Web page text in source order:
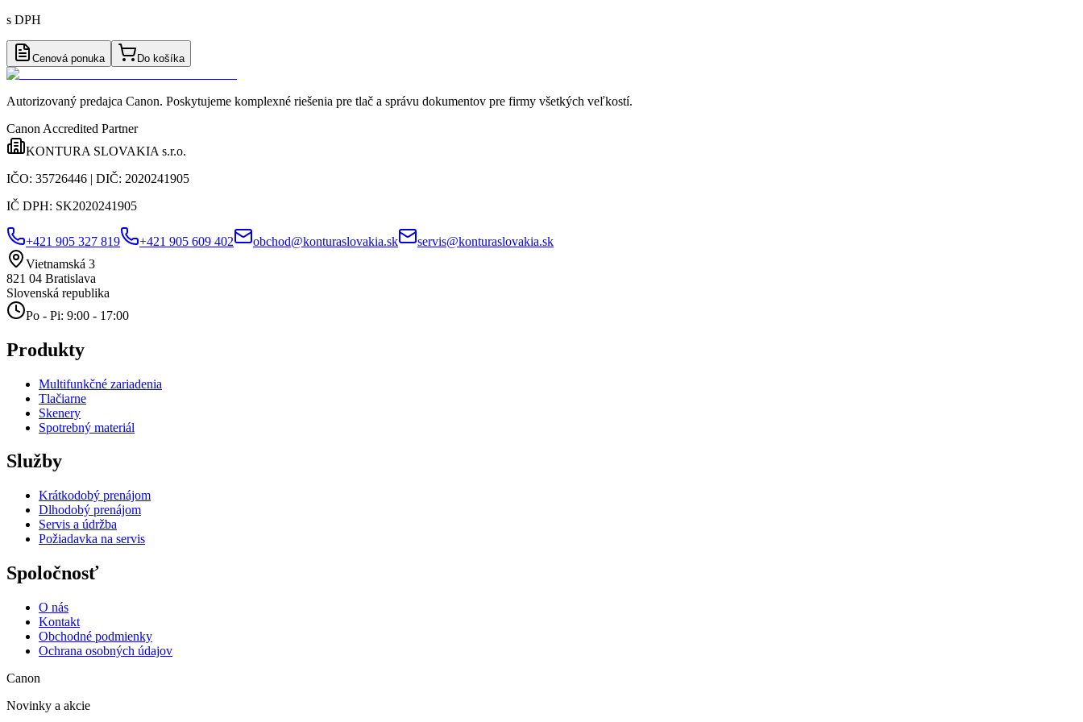
s DPH
Cenová ponuka Do košíka
Autorizovaný predajca Canon. Poskytujeme komplexné riešenia pre tlač a správu dokumentov pre firmy všetkých veľkostí.
Canon Accredited Partner
KONTURA SLOVAKIA s.r.o.
IČO: 35726446 | DIČ: 2020241905
IČ DPH: SK2020241905
+421 905 327 819 +421 905 609 402 obchod@konturaslovakia.sk
servis@konturaslovakia.sk
Vietnamská 3
821 04 Bratislava
Slovenská republika
Po - Pi: 9:00 - 17:00
Produkty
Multifunkčné zariadenia
Tlačiarne
Skenery
Spotrebný materiál
Služby
Krátkodobý prenájom
Dlhodobý prenájom
Servis a údržba
Požiadavka na servis
Spoločnosť
O nás
Kontakt
Obchodné podmienky
Ochrana osobných údajov
Canon
Novinky a akcie